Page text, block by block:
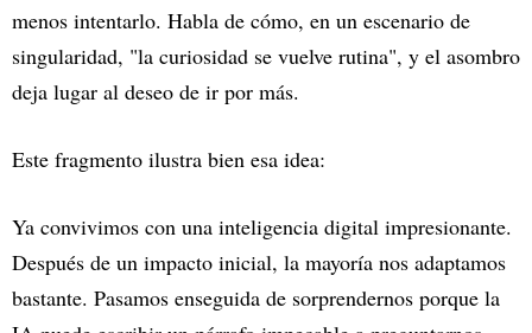
menos intentarlo. Habla de cómo, en un escenario de
singularidad, "la curiosidad se vuelve rutina", y el asombro
deja lugar al deseo de ir por más.
Este fragmento ilustra bien esa idea:
Ya convivimos con una inteligencia digital impresionante.
Después de un impacto inicial, la mayoría nos adaptamos
bastante. Pasamos enseguida de sorprendernos porque la